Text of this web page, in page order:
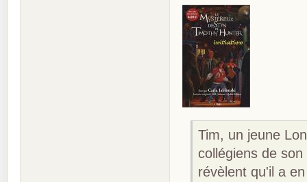
Tim, un jeune
collégiens de
révèlent qu'il a